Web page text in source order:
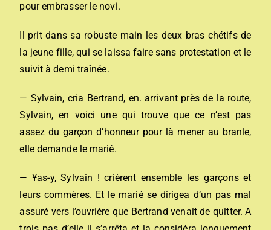
pour embrasser le novi.
Il prit dans sa robuste main les deux bras chétifs de
la jeune fille, qui se laissa faire sans protestation et le
suivit à demi traînée.
— Sylvain, cria Bertrand, en. arrivant près de la route,
Sylvain, en voici une qui trouve que ce n’est pas
assez du garçon d’honneur pour là mener au branle,
elle demande le marié.
— ¥as-y, Sylvain ! crièrent ensemble les garçons et
leurs commères. Et le marié se dirigea d’un pas mal
assuré vers l’ouvrière que Bertrand venait de quitter. A